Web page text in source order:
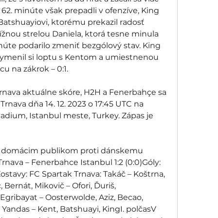
minúte však prepadli v ofenzíve, King
ktorému prekazil radosť
strelou Daniela, ktorá tesne minula
podarilo zmeniť bezgólový stav. King
si loptu s Kentom a umiestnenou
na zákrok – 0:1.
aktuálne skóre, H2H a Fenerbahçe sa
dňa 14. 12. 2023 o 17:45 UTC na
Istanbul meste, Turkey. Zápas je
domácim publikom proti dánskemu
– Fenerbahce Istanbul 1:2 (0:0)Góly:
FC Spartak Trnava: Takáč – Koštrna,
Bernát, Mikovič – Ofori, Ďuriš,
– Oosterwolde, Aziz, Becao,
– Kent, Batshuayi, KingI. polčasV